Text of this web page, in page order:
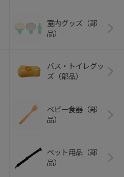
室内グッズ（部
品）
バス・トイレグッ
ズ（部品）
ベビー食器（部
品）
ペット用品（部
品）